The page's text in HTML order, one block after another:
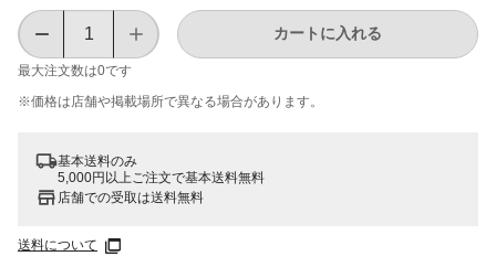
最大注文数は0です
カートに入れる
※価格は​店舗や​掲載場所で​異なる​場合が​あります。
基本送料のみ
5,000円以上ご注文で基本送料無料
店舗での受取は送料無料
送料について